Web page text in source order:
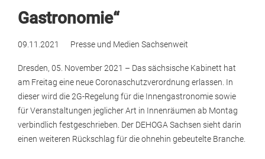
Gastronomie“
09.11.2021 Presse und Medien Sachsenweit
Dresden, 05. November 2021 – Das sächsische Kabinett hat
am Freitag eine neue Coronaschutzverordnung erlassen. In
dieser wird die 2G-Regelung für die Innengastronomie sowie
für Veranstaltungen jeglicher Art in Innenräumen ab Montag
verbindlich festgeschrieben. Der DEHOGA Sachsen sieht darin
einen weiteren Rückschlag für die ohnehin gebeutelte Branche.